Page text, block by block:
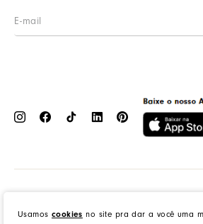
Usamos cookies no site pra dar a você uma